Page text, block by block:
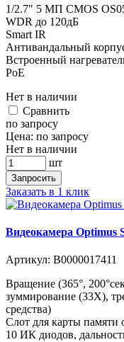
1/2.7" 5 МП CMOS
WDR до 120дБ
Smart IR
Антивандальный
Встроенный
PoE
Нет в наличии
Cравнить
по запросу
Цена: по запросу
Нет в наличии
шт
Запросить
Заказать в 1 клик
Видеокамера Optimus
Артикул: В0000017411
Вращение (365°,
зуммирование (33X),
средства)
Слот для карты памяти
10 ИК диодов,